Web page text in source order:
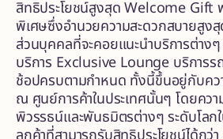
สิทธิประโยชน์สูงสุด Welcome Gift
พิเศษซึ่งอำนวยความสะดวกสบายสูง
ส่วนบุคคลที่จะคอยแนะนำบริการต่าง
บริการ Exclusive Lounge บริการร
ช้อปครบตามกำหนด ทั้งนี้ขึ้นอยู่กับคว
ณ ศูนย์การค้าในประเทศนั้นๆ โดยคว
พิวรรธน์และพันธมิตรต่างๆ ระดับโลก